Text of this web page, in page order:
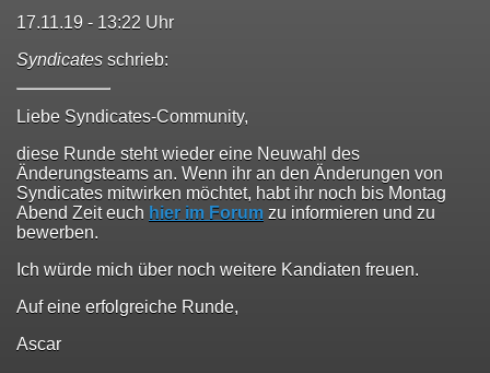
17.11.19 - 13:22 Uhr
Syndicates schrieb:
Liebe Syndicates-Community,
diese Runde steht wieder eine Neuwahl des
Änderungsteams an. Wenn ihr an den Änderungen von
Syndicates mitwirken möchtet, habt ihr noch bis Montag
Abend Zeit euch hier im Forum zu informieren und zu
bewerben.
Ich würde mich über noch weitere Kandiaten freuen.
Auf eine erfolgreiche Runde,
Ascar